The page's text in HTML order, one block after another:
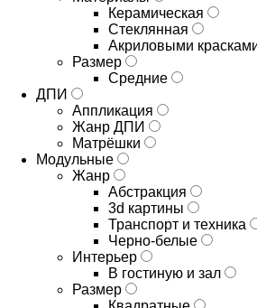
Керамическая
Стеклянная
Акриловыми
Размер
Средние
ДПИ
Аппликация
Жанр ДПИ
Матрёшки
Модульные
Жанр
Абстракция
3d картины
Транспорт и техника
Черно-белые
Интерьер
В гостиную и зал
Размер